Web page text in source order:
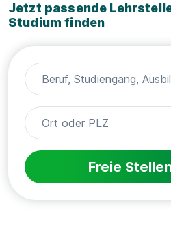
Jetzt passende
Studium finden
Freie